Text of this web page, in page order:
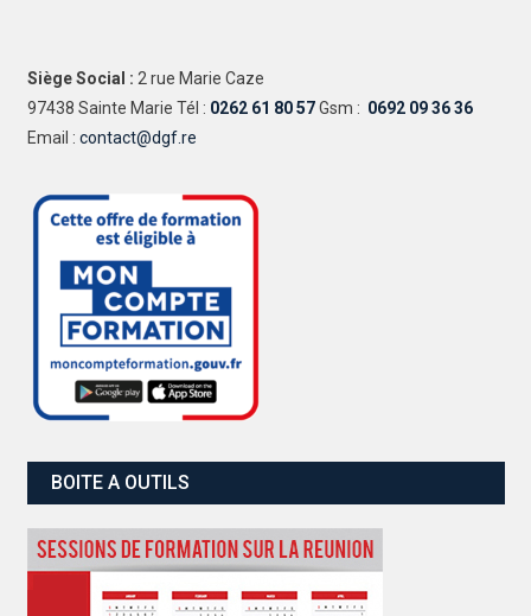
Siège Social : 2 rue Marie Caze
97438 Sainte Marie Tél : 0262 61 80 57Gsm : 0692 09 36 36
Email : contact@dgf.re
BOITE A OUTILS